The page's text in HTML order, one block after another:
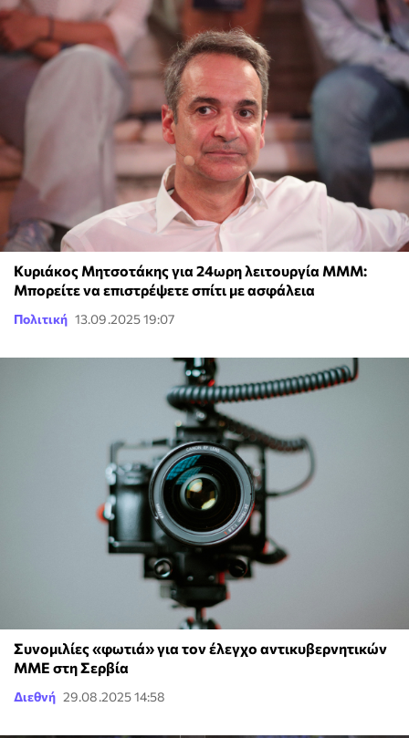
Κυριάκος Μητσοτάκης για 24ωρη λειτουργία ΜΜΜ:
Μπορείτε να επιστρέψετε σπίτι με ασφάλεια
Πολιτική 13.09.2025 19:07
Συνομιλίες «φωτιά» για τον έλεγχο αντικυβερνητικών
ΜΜΕ στη Σερβία
Διεθνή 29.08.2025 14:58